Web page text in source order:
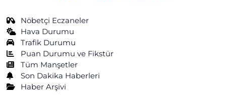
Nöbetçi Eczaneler
Hava Durumu
Trafik Durumu
Puan Durumu ve Fikstür
Tüm Manşetler
Son Dakika Haberleri
Haber Arşivi